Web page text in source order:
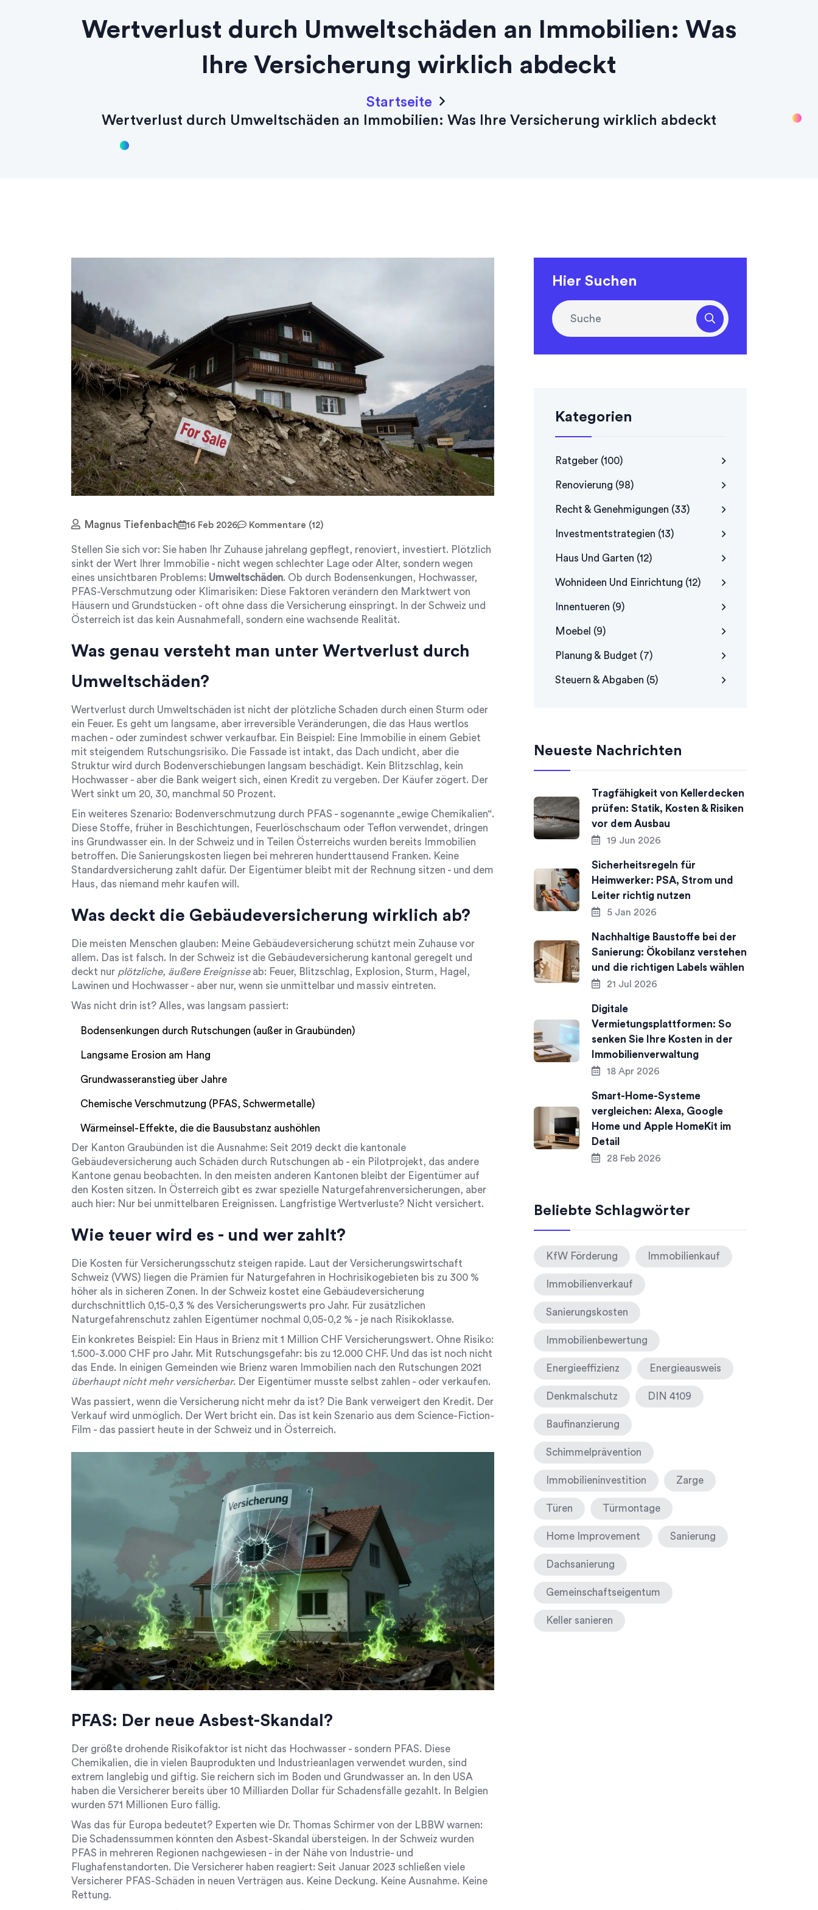
Wertverlust durch Umweltschäden an Immobilien: Was
Ihre Versicherung wirklich abdeckt
Startseite
Wertverlust durch Umweltschäden an Immobilien: Was Ihre Versicherung wirklich abdeckt
Magnus Tiefenbach 16 Feb 2026 Kommentare (12)
Stellen Sie sich vor: Sie haben Ihr Zuhause jahrelang gepflegt, renoviert, investiert. Plötzlich
sinkt der Wert Ihrer Immobilie - nicht wegen schlechter Lage oder Alter, sondern wegen
eines unsichtbaren Problems: Umweltschäden. Ob durch Bodensenkungen, Hochwasser,
PFAS-Verschmutzung oder Klimarisiken: Diese Faktoren verändern den Marktwert von
Häusern und Grundstücken - oft ohne dass die Versicherung einspringt. In der Schweiz und
Österreich ist das kein Ausnahmefall, sondern eine wachsende Realität.
Was genau versteht man unter Wertverlust durch
Umweltschäden?
Wertverlust durch Umweltschäden ist nicht der plötzliche Schaden durch einen Sturm oder
ein Feuer. Es geht um langsame, aber irreversible Veränderungen, die das Haus wertlos
machen - oder zumindest schwer verkaufbar. Ein Beispiel: Eine Immobilie in einem Gebiet
mit steigendem Rutschungsrisiko. Die Fassade ist intakt, das Dach undicht, aber die
Struktur wird durch Bodenverschiebungen langsam beschädigt. Kein Blitzschlag, kein
Hochwasser - aber die Bank weigert sich, einen Kredit zu vergeben. Der Käufer zögert. Der
Wert sinkt um 20, 30, manchmal 50 Prozent.
Ein weiteres Szenario: Bodenverschmutzung durch PFAS - sogenannte „ewige Chemikalien“.
Diese Stoffe, früher in Beschichtungen, Feuerlöschschaum oder Teflon verwendet, dringen
ins Grundwasser ein. In der Schweiz und in Teilen Österreichs wurden bereits Immobilien
betroffen. Die Sanierungskosten liegen bei mehreren hunderttausend Franken. Keine
Standardversicherung zahlt dafür. Der Eigentümer bleibt mit der Rechnung sitzen - und dem
Haus, das niemand mehr kaufen will.
Was deckt die Gebäudeversicherung wirklich ab?
Die meisten Menschen glauben: Meine Gebäudeversicherung schützt mein Zuhause vor
allem. Das ist falsch. In der Schweiz ist die Gebäudeversicherung kantonal geregelt und
deckt nur plötzliche, äußere Ereignisseab: Feuer, Blitzschlag, Explosion, Sturm, Hagel,
Lawinen und Hochwasser - aber nur, wenn sie unmittelbar und massiv eintreten.
Was nicht drin ist? Alles, was langsam passiert:
Bodensenkungen durch Rutschungen (außer in Graubünden)
Langsame Erosion am Hang
Grundwasseranstieg über Jahre
Chemische Verschmutzung (PFAS, Schwermetalle)
Wärmeinsel-Effekte, die die Bausubstanz aushöhlen
Der Kanton Graubünden ist die Ausnahme: Seit 2019 deckt die kantonale
Gebäudeversicherung auch Schäden durch Rutschungen ab - ein Pilotprojekt, das andere
Kantone genau beobachten. In den meisten anderen Kantonen bleibt der Eigentümer auf
den Kosten sitzen. In Österreich gibt es zwar spezielle Naturgefahrenversicherungen, aber
auch hier: Nur bei unmittelbaren Ereignissen. Langfristige Wertverluste? Nicht versichert.
Wie teuer wird es - und wer zahlt?
Die Kosten für Versicherungsschutz steigen rapide. Laut der Versicherungswirtschaft
Schweiz (VWS) liegen die Prämien für Naturgefahren in Hochrisikogebieten bis zu 300 %
höher als in sicheren Zonen. In der Schweiz kostet eine Gebäudeversicherung
durchschnittlich 0,15-0,3 % des Versicherungswerts pro Jahr. Für zusätzlichen
Naturgefahrenschutz zahlen Eigentümer nochmal 0,05-0,2 % - je nach Risikoklasse.
Ein konkretes Beispiel: Ein Haus in Brienz mit 1 Million CHF Versicherungswert. Ohne Risiko:
1.500-3.000 CHF pro Jahr. Mit Rutschungsgefahr: bis zu 12.000 CHF. Und das ist noch nicht
das Ende. In einigen Gemeinden wie Brienz waren Immobilien nach den Rutschungen 2021
überhaupt nicht mehr versicherbar. Der Eigentümer musste selbst zahlen - oder verkaufen.
Was passiert, wenn die Versicherung nicht mehr da ist? Die Bank verweigert den Kredit. Der
Verkauf wird unmöglich. Der Wert bricht ein. Das ist kein Szenario aus dem Science-Fiction-
Film - das passiert heute in der Schweiz und in Österreich.
PFAS: Der neue Asbest-Skandal?
Der größte drohende Risikofaktor ist nicht das Hochwasser - sondern PFAS. Diese
Chemikalien, die in vielen Bauprodukten und Industrieanlagen verwendet wurden, sind
extrem langlebig und giftig. Sie reichern sich im Boden und Grundwasser an. In den USA
haben die Versicherer bereits über 10 Milliarden Dollar für Schadensfälle gezahlt. In Belgien
wurden 571 Millionen Euro fällig.
Was das für Europa bedeutet? Experten wie Dr. Thomas Schirmer von der LBBW warnen:
Die Schadenssummen könnten den Asbest-Skandal übersteigen. In der Schweiz wurden
PFAS in mehreren Regionen nachgewiesen - in der Nähe von Industrie- und
Flughafenstandorten. Die Versicherer haben reagiert: Seit Januar 2023 schließen viele
Versicherer PFAS-Schäden in neuen Verträgen aus. Keine Deckung. Keine Ausnahme. Keine
Rettung.
Hier Suchen
Kategorien
Ratgeber (100)
Renovierung (98)
Recht & Genehmigungen (33)
Investmentstrategien (13)
Haus Und Garten (12)
Wohnideen Und Einrichtung (12)
Innentueren (9)
Moebel (9)
Planung & Budget (7)
Steuern & Abgaben (5)
Neueste Nachrichten
Tragfähigkeit von Kellerdecken
prüfen: Statik, Kosten & Risiken
vor dem Ausbau
19 Jun 2026
Sicherheitsregeln für
Heimwerker: PSA, Strom und
Leiter richtig nutzen
5 Jan 2026
Nachhaltige Baustoffe bei der
Sanierung: Ökobilanz verstehen
und die richtigen Labels wählen
21 Jul 2026
Digitale
Vermietungsplattformen: So
senken Sie Ihre Kosten in der
Immobilienverwaltung
18 Apr 2026
Smart-Home-Systeme
vergleichen: Alexa, Google
Home und Apple HomeKit im
Detail
28 Feb 2026
Beliebte Schlagwörter
KfW Förderung Immobilienkauf
Immobilienverkauf
Sanierungskosten
Immobilienbewertung
Energieeffizienz Energieausweis
Denkmalschutz DIN 4109
Baufinanzierung
Schimmelprävention
Immobilieninvestition Zarge
Türen Türmontage
Home Improvement Sanierung
Dachsanierung
Gemeinschaftseigentum
Keller sanieren